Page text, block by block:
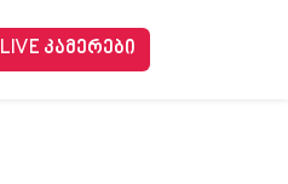
LIVE კამერები